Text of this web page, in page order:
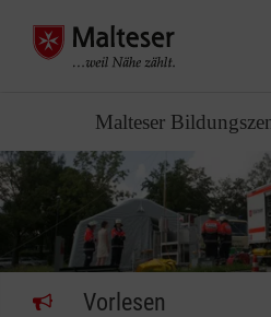
Malteser
Vorlesen